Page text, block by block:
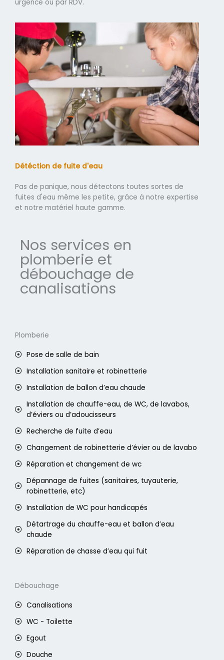
urgence ou par RDV.
Détéction de fuite d'eau
Pas de panique, nous détectons toutes sortes de
fuites d'eau même les petite, grâce à notre expertise
et notre matériel haute gamme.
Nos services en
plomberie et
débouchage de
canalisations
Plomberie
Pose de salle de bain
Installation sanitaire et robinetterie
Installation de ballon d’eau chaude
Installation de chauffe-eau, de WC, de lavabos,
d’éviers ou d’adoucisseurs
Recherche de fuite d’eau
Changement de robinetterie d’évier ou de lavabo
Réparation et changement de wc
Dépannage de fuites (sanitaires, tuyauterie,
robinetterie, etc)
Installation de WC pour handicapés
Détartrage du chauffe-eau et ballon d’eau
chaude
Réparation de chasse d’eau qui fuit
Débouchage
Canalisations
WC - Toilette
Egout
Douche